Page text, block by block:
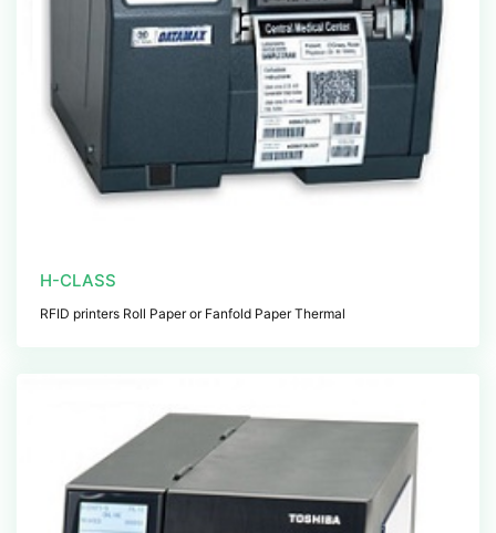
H-CLASS
RFID printers Roll Paper or Fanfold Paper Thermal